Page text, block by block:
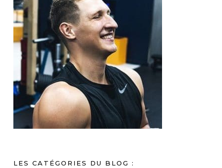
LES CATÉGORIES DU BLOG :